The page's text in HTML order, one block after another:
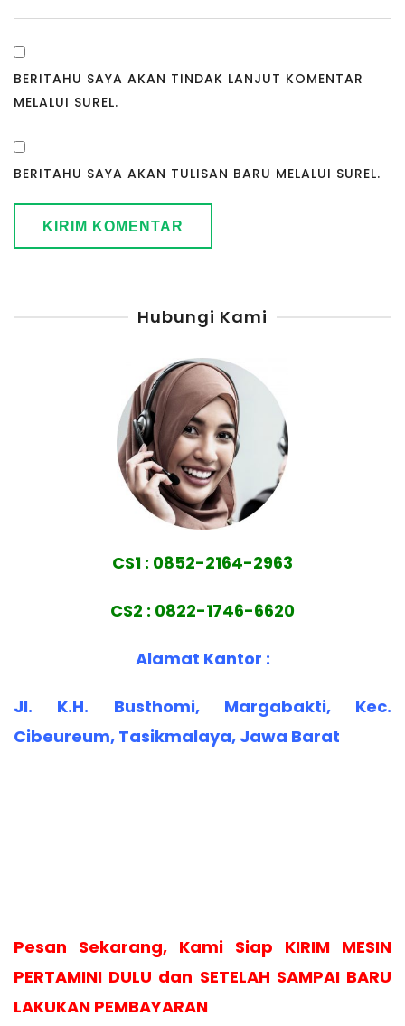
BERITAHU SAYA AKAN TINDAK LANJUT KOMENTAR
MELALUI SUREL.
BERITAHU SAYA AKAN TULISAN BARU MELALUI SUREL.
Hubungi Kami
CS1 : 0852-2164-2963
CS2 : 0822-1746-6620
Alamat Kantor :
Jl. K.H. Busthomi, Margabakti, Kec.
Cibeureum, Tasikmalaya, Jawa Barat
Pesan Sekarang, Kami Siap KIRIM MESIN
PERTAMINI DULU dan SETELAH SAMPAI BARU
LAKUKAN PEMBAYARAN